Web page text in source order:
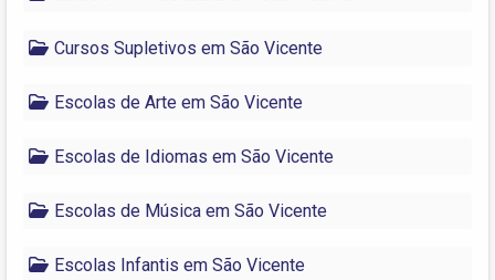
Cursos Supletivos em São Vicente
Escolas de Arte em São Vicente
Escolas de Idiomas em São Vicente
Escolas de Música em São Vicente
Escolas Infantis em São Vicente